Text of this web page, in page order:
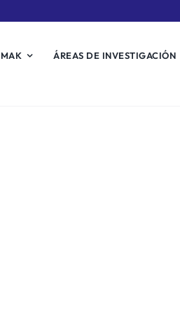
ÁREAS DE INVESTIGACIÓN